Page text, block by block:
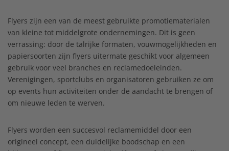
Flyers zijn een van de meest gebruikte promotiematerialen
van kleine tot middelgrote ondernemingen. Dit is geen
verrassing: door de talrijke formaten, vouwmogelijkheden en
papiersoorten zijn flyers uitermate geschikt voor algemeen
gebruik voor veel branches en reclamedoeleinden.
Verenigingen, sportclubs en organisatoren gebruiken ze om
op events hun activiteiten onder de aandacht te brengen of
om nieuwe leden te werven.
Flyers worden een succesvol reclamemiddel door een
origineel concept, een duidelijke boodschap en een